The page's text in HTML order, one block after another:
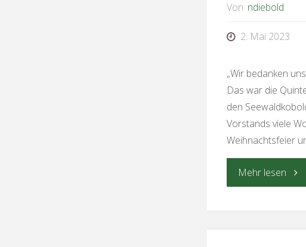
Von ndiebold
2. Mai 2023
„Wir bedanken
Das war die
den
Vorstands viele
Weihnachtsfeier
Mehr lesen